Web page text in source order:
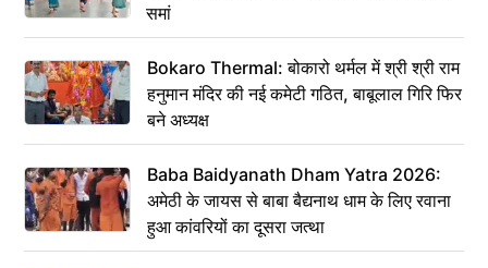
समां
Bokaro Thermal: बोकारो थर्मल में श्री श्री राम
हनुमान मंदिर की नई कमेटी गठित, बाबूलाल गिरि फिर
बने अध्यक्ष
Baba Baidyanath Dham Yatra 2026:
अमेठी के जायस से बाबा बैद्यनाथ धाम के लिए रवाना
हुआ कांवरियों का दूसरा जत्था